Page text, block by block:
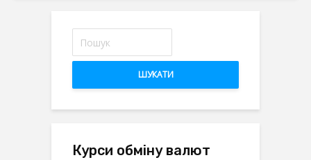
ШУКАТИ
Курси обміну валют